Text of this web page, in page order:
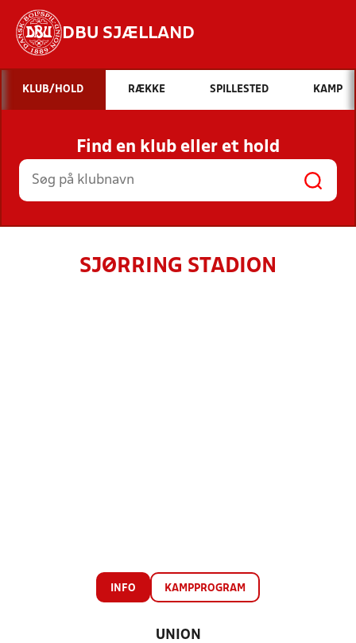
DBU SJÆLLAND
Hvad vil du søge efter?
INDHOLD OG NYHEDER
STILLINGER, RESULTATER, KLUBBER OG
HOLD
KLUB/HOLD RÆKKE SPILLESTED KAMP
Find en klub eller et hold
SJØRRING STADION
INFO KAMPPROGRAM
UNION